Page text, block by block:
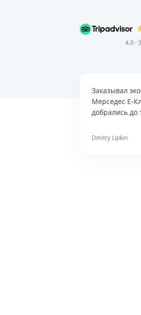
4.0 ·
Заказывал
Мерседес Е-
добрались до
Dmitry Lipkin